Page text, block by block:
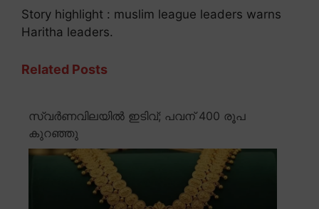
Story highlight : muslim league leaders warns
Haritha leaders.
Related Posts
സ്വർണവിലയിൽ ഇടിവ്; പവന് 400 രൂപ
കുറഞ്ഞു